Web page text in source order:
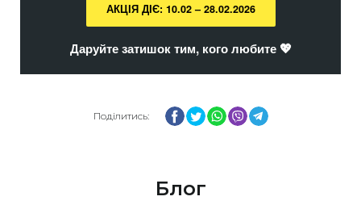
АКЦІЯ ДІЄ: 10.02 – 28.02.2026
Даруйте затишок тим, кого любите 💖
Поділитись: Facebook
Twitter
WhatsApp
ViberTelegram
Блог